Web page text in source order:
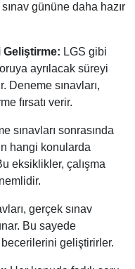
gününe daha hazır
LGS gibi
ayrılacak süreyi
Deneme sınavları,
fırsatı verir.
sınavları sonrasında
hangi konularda
eksiklikler, çalışma
gerçek sınav
Bu sayede
geliştirirler.